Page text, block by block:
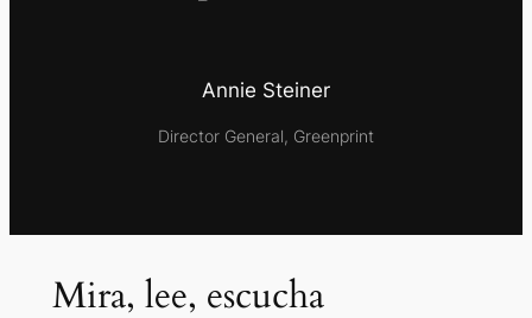
Annie Steiner
Director General, Greenprint
Mira, lee, escucha